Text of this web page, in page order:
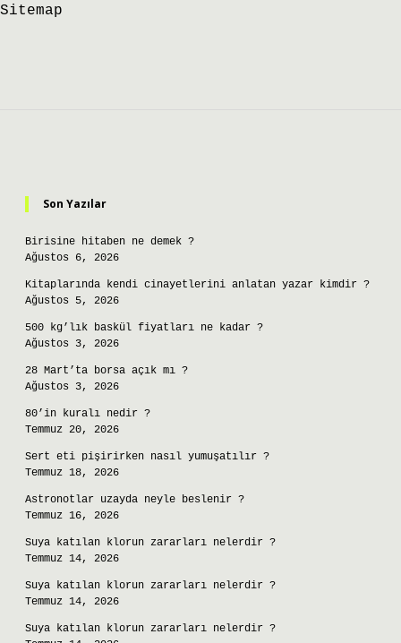
Sitemap
Son Yazılar
Birisine hitaben ne demek ?
Ağustos 6, 2026
Kitaplarında kendi cinayetlerini anlatan yazar kimdir ?
Ağustos 5, 2026
500 kg’lık baskül fiyatları ne kadar ?
Ağustos 3, 2026
28 Mart’ta borsa açık mı ?
Ağustos 3, 2026
80’in kuralı nedir ?
Temmuz 20, 2026
Sert eti pişirirken nasıl yumuşatılır ?
Temmuz 18, 2026
Astronotlar uzayda neyle beslenir ?
Temmuz 16, 2026
Suya katılan klorun zararları nelerdir ?
Temmuz 14, 2026
Suya katılan klorun zararları nelerdir ?
Temmuz 14, 2026
Suya katılan klorun zararları nelerdir ?